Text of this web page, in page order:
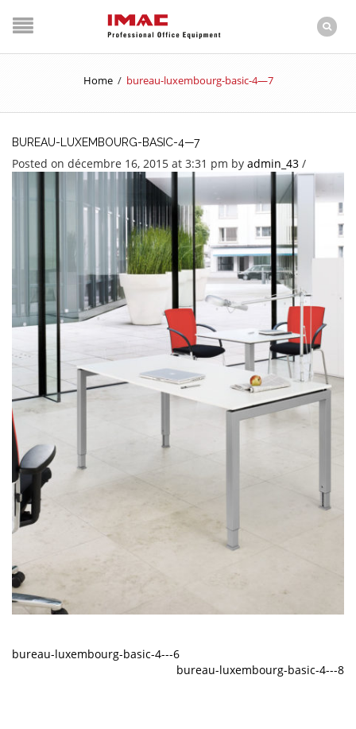
Home / bureau-luxembourg-basic-4—7
BUREAU-LUXEMBOURG-BASIC-4—7
Posted on décembre 16, 2015 at 3:31 pm by admin_43 /
bureau-luxembourg-basic-4---6
bureau-luxembourg-basic-4---8